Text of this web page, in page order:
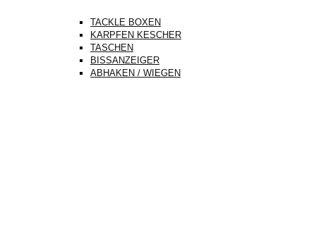
TACKLE BOXEN
KARPFEN KESCHER
TASCHEN
BISSANZEIGER
ABHAKEN / WIEGEN